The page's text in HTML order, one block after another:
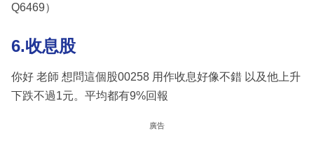
Q6469）
6.收息股
你好 老師 想問這個股00258 用作收息好像不錯 以及他上升
下跌不過1元。平均都有9%回報
廣告